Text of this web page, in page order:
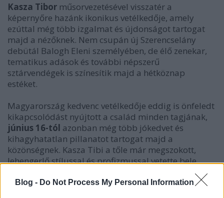
Blog - Do Not Process My Personal Information
Kasza Tibor műsorvezetésével visszatér a
képernyőre hazánk ikonikus vetélkedője, amely
ezúttal még több izgalmat és újdonságot tartogat
majd a nézőknek. Nem csupán új Szerencselány
debütál Balogh Eleni személyében, de élő zenekar,
tematikus adások és további népszerű
sztárvendégek is színesítik majd a hétköznap
estéket.
Magyarország kedvenc vetélkedője eddig is önfeledt
kikapcsolódást nyújtott a család minden tagjának,
június 16-tól azonban még több jókedvet és
kihagyhatatlan pillanatot tartogat majd a
közönségnek. Kasza Tibi a tőle már megszokott,
lehengerlő stílussal és profizmussal vetette bele